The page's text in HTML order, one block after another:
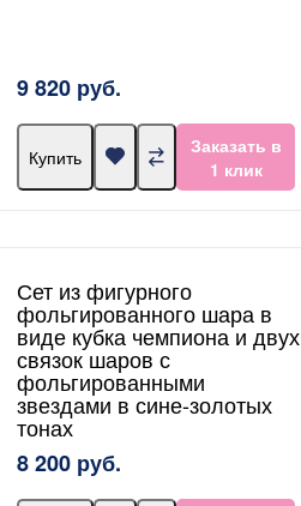
9 820 руб.
Купить
Заказать в
1 клик
Сет из фигурного
фольгированного шара в
виде кубка чемпиона и двух
связок шаров с
фольгированными
звездами в сине-золотых
тонах
8 200 руб.